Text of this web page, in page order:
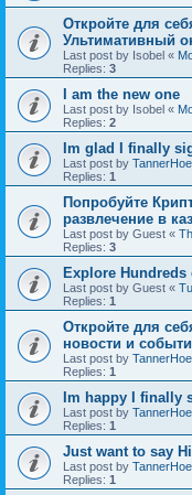
Откройте для
Ультимативный
Last post by Isobel «
Replies: 3
I am the new one
Last post by Isobel «
Replies: 2
Im glad I finally
Last post by
Replies: 1
Попробуйте
развлечение в
Last post by Guest «
Replies: 3
Explore Hundreds
Last post by Guest «
Replies: 1
Откройте для
новости и
Last post by
Replies: 1
Im happy I finally
Last post by
Replies: 1
Just want to say
Last post by
Replies: 1